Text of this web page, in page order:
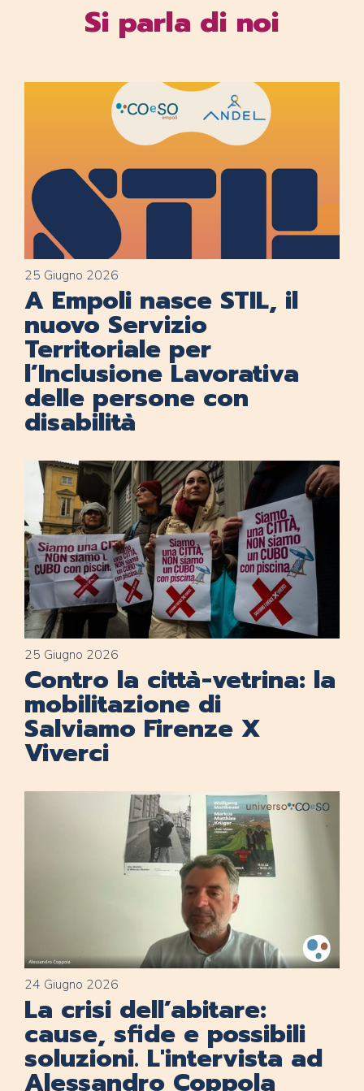
Si parla di noi
25 Giugno 2026
A Empoli nasce STIL, il
nuovo Servizio
Territoriale per
l’Inclusione Lavorativa
delle persone con
disabilità
25 Giugno 2026
Contro la città-vetrina: la
mobilitazione di
Salviamo Firenze X
Viverci
24 Giugno 2026
La crisi dell’abitare:
cause, sfide e possibili
soluzioni. L'intervista ad
Alessandro Coppola